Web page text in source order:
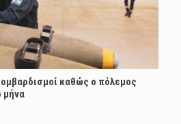
καθώς ο πόλεμος
μήνα